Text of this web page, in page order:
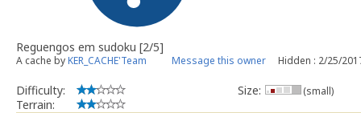
Reguengos em sudoku [2/5]
A cache byKER_CACHE'Team Message this owner Hidden : 2/25/
Difficulty:
Terrain:
Size: (small)